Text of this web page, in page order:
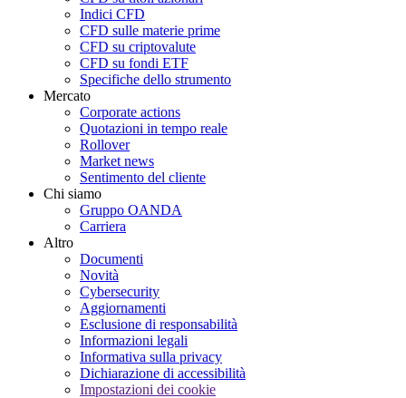
Indici CFD
CFD sulle materie prime
CFD su criptovalute
CFD su fondi ETF
Specifiche dello strumento
Mercato
Corporate actions
Quotazioni in tempo reale
Rollover
Market news
Sentimento del cliente
Chi siamo
Gruppo OANDA
Carriera
Altro
Documenti
Novità
Cybersecurity
Aggiornamenti
Esclusione di responsabilità
Informazioni legali
Informativa sulla privacy
Dichiarazione di accessibilità
Impostazioni dei cookie